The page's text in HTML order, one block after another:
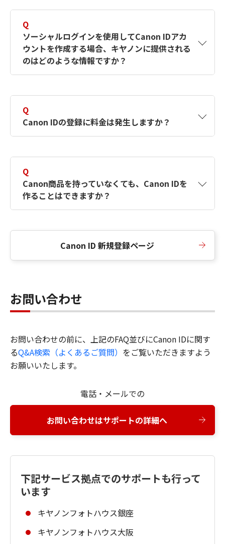
す。詳しい作成方法は【カメラ】Canon IDとは
何ですか？Canon IDの作成方法は？をご確認く
ださい。
Q
ソーシャルログインを使用してCanon IDアカ
ウントを作成する場合、キヤノンに提供される
のはどのような情報ですか？
択したサービスから取得します。アカウントを
簡単に作成できるように、この情報を使用して
Canon IDの登録フォームを入力します。
Q
Canon IDの登録に料金は発生しますか？
Q
Canon商品を持っていなくても、Canon IDを
作ることはできますか？
Canon ID 新規登録ページ
お問い合わせ
お問い合わせの前に、上記のFAQ並びにCanon IDに関す
るQ&A検索（よくあるご質問） をご覧いただきますよう
お願いいたします。
電話・メールでの
お問い合わせはサポートの詳細へ
下記サービス拠点でのサポートも行って
います
キヤノンフォトハウス銀座
キヤノンフォトハウス大阪